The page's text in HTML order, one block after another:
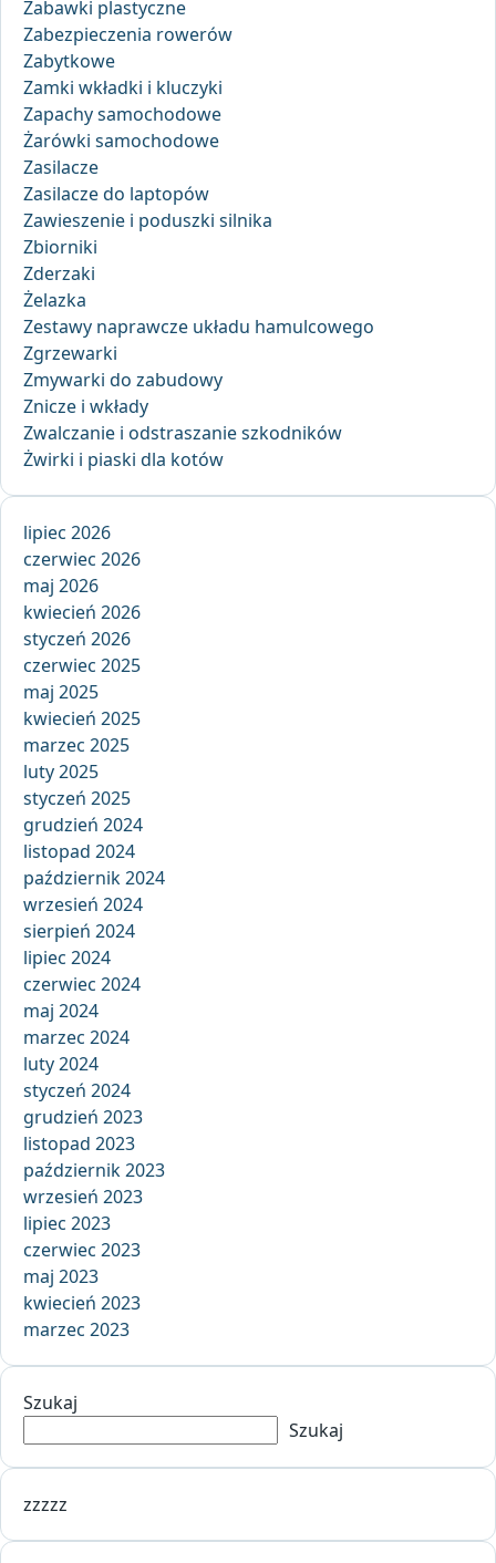
Zabawki plastyczne
Zabezpieczenia rowerów
Zabytkowe
Zamki wkładki i kluczyki
Zapachy samochodowe
Żarówki samochodowe
Zasilacze
Zasilacze do laptopów
Zawieszenie i poduszki silnika
Zbiorniki
Zderzaki
Żelazka
Zestawy naprawcze układu hamulcowego
Zgrzewarki
Zmywarki do zabudowy
Znicze i wkłady
Zwalczanie i odstraszanie szkodników
Żwirki i piaski dla kotów
lipiec 2026
czerwiec 2026
maj 2026
kwiecień 2026
styczeń 2026
czerwiec 2025
maj 2025
kwiecień 2025
marzec 2025
luty 2025
styczeń 2025
grudzień 2024
listopad 2024
październik 2024
wrzesień 2024
sierpień 2024
lipiec 2024
czerwiec 2024
maj 2024
marzec 2024
luty 2024
styczeń 2024
grudzień 2023
listopad 2023
październik 2023
wrzesień 2023
lipiec 2023
czerwiec 2023
maj 2023
kwiecień 2023
marzec 2023
Szukaj
Szukaj
zzzzz